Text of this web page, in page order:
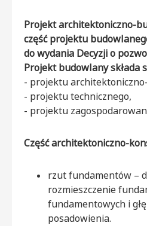
Projekt architektoniczno-
część projektu
do wydania Decyzji o
Projekt budowlany składa
- projektu
- projektu technicznego,
- projektu
Część architektoniczno-
rzut fundamentów –
rozmieszczenie
fundamentowych i
posadowienia.